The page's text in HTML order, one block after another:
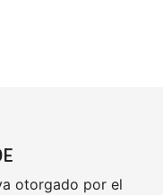
otorgado por el